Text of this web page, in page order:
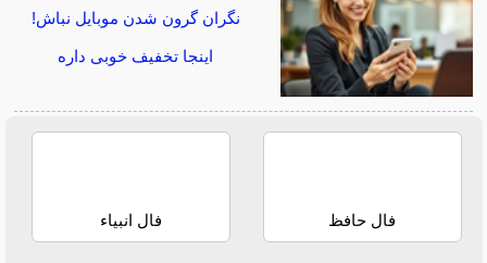
نگران گرون شدن موبایل نباش!
اینجا تخفیف خوبی داره
فال حافظ فال انبیاء